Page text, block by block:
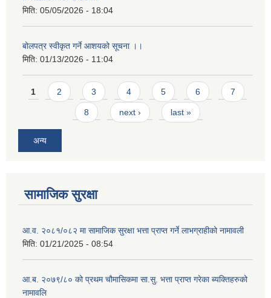
मिति: 05/05/2026 - 18:04
बोलपत्र स्वीकृत गर्ने आशयको सूचना ।।
मिति: 01/13/2026 - 11:04
Pages
1 2 3 4 5 6 7
8 next › last »
अन्य
सामाजिक सुरक्षा
आ.व. २०८१/०८२ मा सामाजिक सुरक्षा भत्ता प्राप्त गर्ने लाभग्राहीको नामावली
मिति: 01/21/2025 - 08:54
आ.ब. २०७९/८० को प्रथम चौमासिकमा सा.सु. भत्ता प्राप्त गरेका ब्यक्तिहरुको
नामावलि